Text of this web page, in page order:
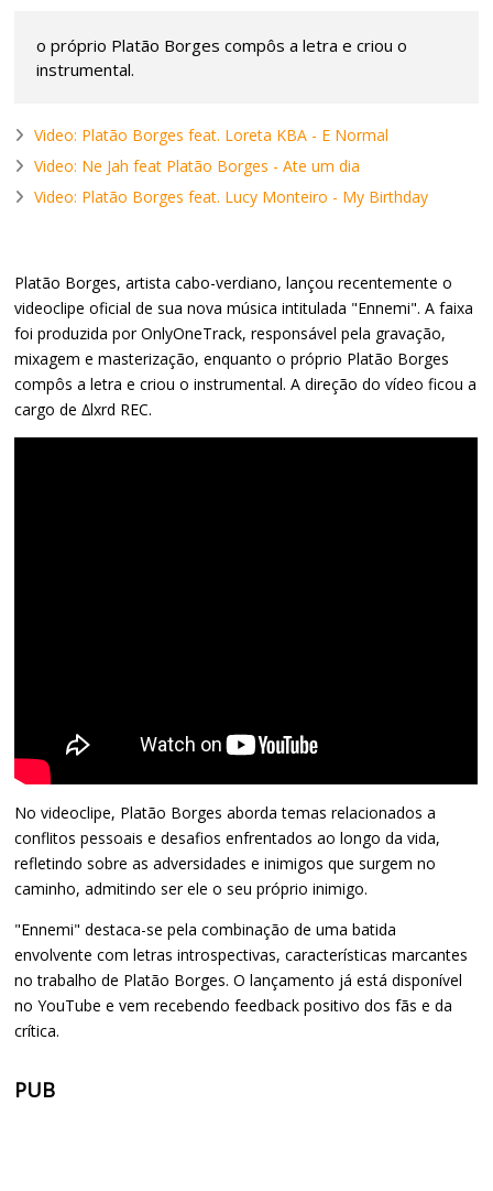
o próprio Platão Borges compôs a letra e criou o
instrumental.
Video: Platão Borges feat. Loreta KBA - E Normal
Video: Ne Jah feat Platão Borges - Ate um dia
Video: Platão Borges feat. Lucy Monteiro - My Birthday
Platão Borges, artista cabo-verdiano, lançou recentemente o
videoclipe oficial de sua nova música intitulada "Ennemi". A faixa
foi produzida por OnlyOneTrack, responsável pela gravação,
mixagem e masterização, enquanto o próprio Platão Borges
compôs a letra e criou o instrumental. A direção do vídeo ficou a
cargo de ∆lxrd REC.
No videoclipe, Platão Borges aborda temas relacionados a
conflitos pessoais e desafios enfrentados ao longo da vida,
refletindo sobre as adversidades e inimigos que surgem no
caminho, admitindo ser ele o seu próprio inimigo.
"Ennemi" destaca-se pela combinação de uma batida
envolvente com letras introspectivas, características marcantes
no trabalho de Platão Borges. O lançamento já está disponível
no YouTube e vem recebendo feedback positivo dos fãs e da
crítica.
PUB